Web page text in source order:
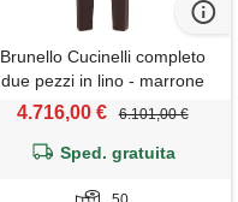
Brunello Cucinelli completo
due pezzi in lino - marrone
4.716,00 € 6.101,00 €
Sped. gratuita